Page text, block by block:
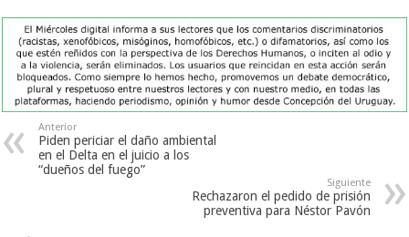
Anterior
Piden periciar el daño ambiental
en el Delta en el juicio a los
“dueños del fuego”
Siguiente
Rechazaron el pedido de prisión
preventiva para Néstor Pavón